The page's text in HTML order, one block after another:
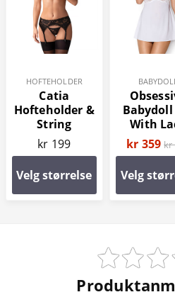
HOFTEHOLDER
Catia
Hofteholder &
String
kr 199
Velg størrelse
Babydoll
With
kr 359 kr
Velg